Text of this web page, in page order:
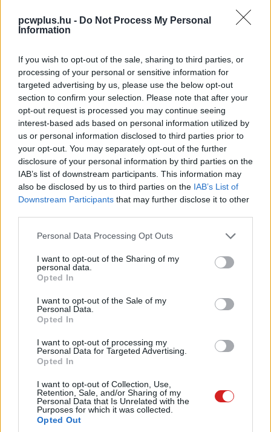
pcwplus.hu - Do Not Process My Personal
Information
If you wish to opt-out of the sale, sharing to third parties, or
processing of your personal or sensitive information for
targeted advertising by us, please use the below opt-out
section to confirm your selection. Please note that after your
opt-out request is processed you may continue seeing
interest-based ads based on personal information utilized by
us or personal information disclosed to third parties prior to
your opt-out. You may separately opt-out of the further
disclosure of your personal information by third parties on the
IAB’s list of downstream participants. This information may
also be disclosed by us to third parties on the IAB’s List of
Downstream Participants that may further disclose it to other
Please note that this website/app uses one or more Google
not limited to your visit or usage behaviour. You may click to
grant or deny consent to Google and its third-party tags to
use your data for below specified purposes in below Google
consent section.
Personal Data Processing Opt Outs
I want to opt-out of the Sharing of my
personal data.
Opted In
I want to opt-out of the Sale of my
Personal Data.
Opted In
I want to opt-out of processing my
Personal Data for Targeted Advertising.
Opted In
I want to opt-out of Collection, Use,
Retention, Sale, and/or Sharing of my
Personal Data that Is Unrelated with the
Purposes for which it was collected.
Opted Out
Ritkán kap ekkora reflektorfényt az állami informatika,
mint egy országgyűlési választás idején, amikor
nemcsak a politikai szereplők, hanem a háttérben
voksolás körül tapasztalt kiemelkedő érdeklődés mellett
valasztas.hukülönösen éles tesztnek vettetett alá,
amelyet a jelek szerint sikerrel teljesített.
A számok önmagukért beszélnek, a választási hétvége
három napja alatt a világ 182 országából összesen 695
millió lekérdezés érkezett az oldalra, ami 3,1 millió
egyedi látogatót és 23 terabájtnyi adatforgalmat
jelentett. A legforgalmasabb időszakokban percenként
több mint 3,9 millió lekérdezés futott be, ami már a
legkomolyabb rendszerek határait feszegető terhelésnek
A háttérben a Nemzeti Választási Iroda megbízásából a
DMÜ cégcsoport vállalatai dolgoztak, az operatív
irányítást pedig az IdomSoft Zrt. látta el. A szervezetek
Választási Iroda informatikai és jogi elnökhelyettese úgy
fogalmazott, hogy az jelesre vizsgázott, mivel a
igényeket.
A stabil működés feltételét nem csupán